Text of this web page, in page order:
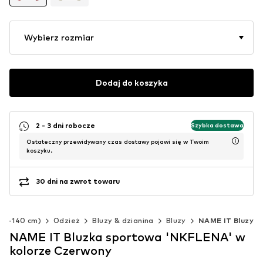
Wybierz rozmiar
Dodaj do koszyka
2 - 3 dni robocze Szybka dostawa
Ostateczny przewidywany czas dostawy pojawi się w Twoim
koszyku.
30 dni na zwrot towaru
140 cm) Odzież Bluzy & dzianina Bluzy NAME IT Bluzy
NAME IT Bluzka sportowa 'NKFLENA' w
kolorze Czerwony